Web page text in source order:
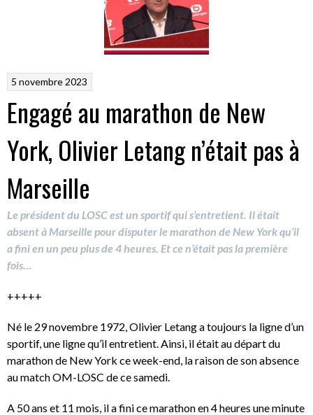
5 novembre 2023
Engagé au marathon de New
York, Olivier Letang n’était pas à
Marseille
Le président du LOSC est un sportif qui s’entretient. Il était
absent à Marseille pour disputer le marathon de New York qu’il
a fini en un peu plus de 4 heures. Et ce n’était pas la première
fois…
+++++
Né le 29 novembre 1972, Olivier Letang a toujours la ligne d’un
sportif, une ligne qu’il entretient. Ainsi, il était au départ du
marathon de New York ce week-end, la raison de son absence
au match OM-LOSC de ce samedi.
A 50 ans et 11 mois, il a fini ce marathon en 4 heures une minute